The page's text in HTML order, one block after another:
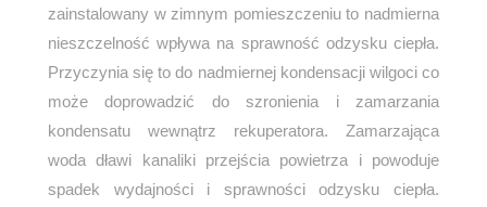
zainstalowany w zimnym pomieszczeniu to nadmierna
nieszczelność wpływa na sprawność odzysku ciepła.
Przyczynia się to do nadmiernej kondensacji wilgoci co
może doprowadzić do szronienia i zamarzania
kondensatu wewnątrz rekuperatora. Zamarzająca
woda dławi kanaliki przejścia powietrza i powoduje
spadek wydajności i sprawności odzysku ciepła.